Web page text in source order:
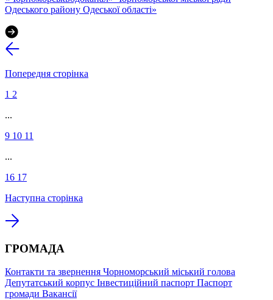
Одеського району Одеської області»
Попередня сторінка
1 2
...
9 10 11
...
16 17
Наступна сторінка
ГРОМАДА
Контакти та звернення Чорноморський міський голова
Депутатський корпус Інвестиційний паспорт Паспорт
громади Вакансії